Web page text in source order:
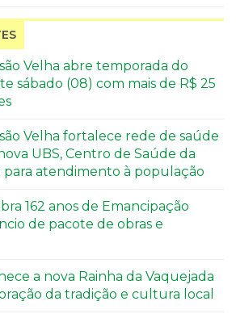
Velha abre temporada do
sábado (08) com mais de R$ 25
Velha fortalece rede de saúde
UBS, Centro de Saúde da
atendimento à população
162 anos de Emancipação
de pacote de obras e
a nova Rainha da Vaquejada
da tradição e cultura local